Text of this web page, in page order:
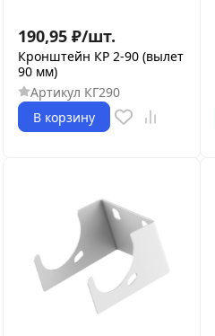
190,95 ₽/шт.
Кронштейн КР 2-90 (вылет
90 мм)
Артикул КГ290
В корзину